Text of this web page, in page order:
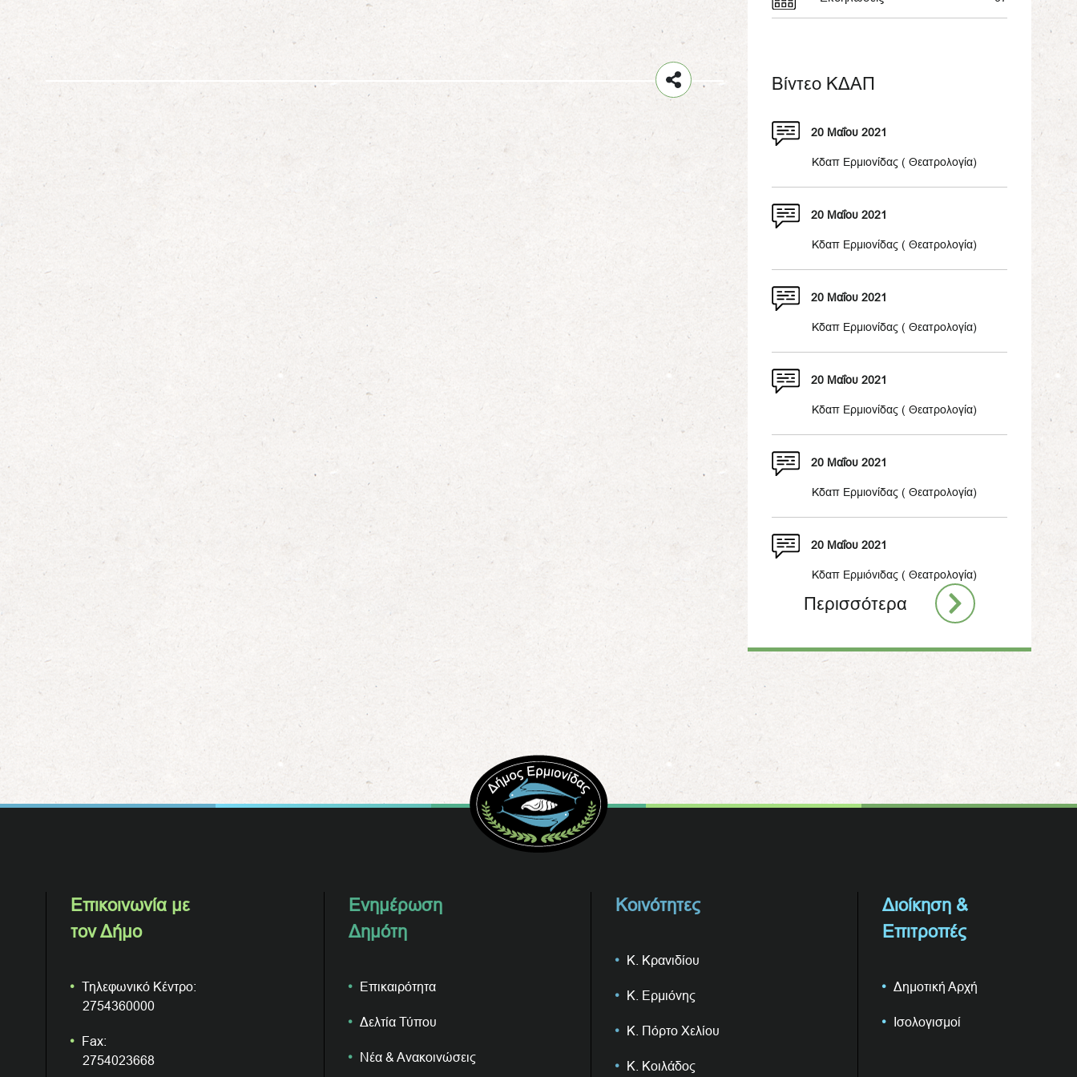
Βίντεο ΚΔΑΠ
20 Μαΐου 2021
Κδαπ Ερμιονίδας ( Θεατρολογία)
20 Μαΐου 2021
Κδαπ Ερμιονίδας ( Θεατρολογία)
20 Μαΐου 2021
Κδαπ Ερμιονίδας ( Θεατρολογία)
20 Μαΐου 2021
Kδαπ Ερμιονίδας ( Θεατρολογία)
20 Μαΐου 2021
Κδαπ Ερμιονίδας ( Θεατρολογία)
20 Μαΐου 2021
Κδαπ Ερμιόνιδας ( Θεατρολογία)
Περισσότερα
Επικοινωνία με
τον Δήμο
Τηλεφωνικό Κέντρο:
2754360000
Fax:
2754023668
Ενημέρωση
Δημότη
Επικαιρότητα
Δελτία Τύπου
Νέα & Ανακοινώσεις
Κοινότητες
Κ. Κρανιδίου
Κ. Ερμιόνης
Κ. Πόρτο Χελίου
Κ. Κοιλάδος
Διοίκηση &
Επιτροπές
Δημοτική Αρχή
Ισολογισμοί